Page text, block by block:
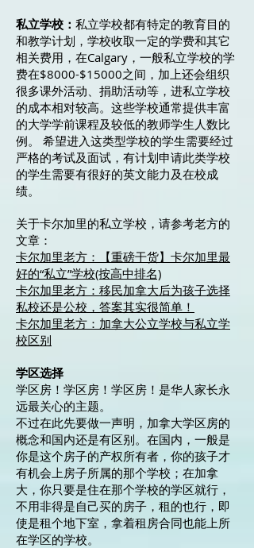
私立学校： 私立学校都有特定的教育目的
和教学计划，学校收取一定的学费和其它
相关费用，在Calgary，一般私立学校的学
费在$8000-$15000之间，加上还会组织
很多课外活动、捐助活动等，进私立学校
的成本相对较高。这些学校通常提供丰富
的大学学前课程及较低的教师学生人数比
例。 希望进入这类型学校的学生需要经过
严格的考试及面试，有计划申请此类学校
的学生需要有很好的英文能力及在校成
绩。
关于卡尔加里的私立学校，请参考老方的
文章：
卡尔加里老方：【重磅干货】卡尔加里最
好的“私立”学校(按高中排名)
卡尔加里老方：移民加拿大后为孩子选择
私校还是公校，答案其实很简单！
卡尔加里老方：加拿大公立学校与私立学
校区别
学区选择
学区房！学区房！学区房！是华人家长永
远最关心的主题。
不过在此先要做一声明，加拿大学区房的
概念和国内还是有区别。在国内，一般是
你是这个房子的产权所有者，你的孩子才
有机会上房子所属的那个学校；在加拿
大，你只要是住在那个学校的学区就行，
不用非得是自己买的房子，租的也行，即
使是租个地下室，拿着租房合同也能上所
在学区的学校。